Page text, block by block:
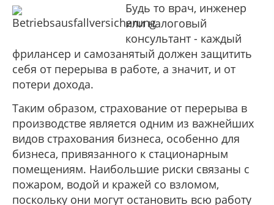
Будь то врач, инженер
или налоговый
консультант - каждый
фрилансер и самозанятый должен защитить
себя от перерыва в работе, а значит, и от
потери дохода.
Таким образом, страхование от перерыва в
производстве является одним из важнейших
видов страхования бизнеса, особенно для
бизнеса, привязанного к стационарным
помещениям. Наибольшие риски связаны с
пожаром, водой и кражей со взломом,
поскольку они могут остановить всю работу